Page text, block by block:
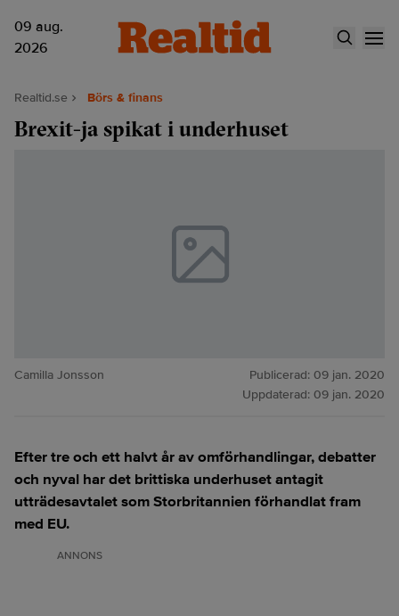
09 aug.
2026
Realtid.se Börs & finans
Brexit-ja spikat i underhuset
Camilla Jonsson Publicerad: 09 jan. 2020
Uppdaterad: 09 jan. 2020
Efter tre och ett halvt år av omförhandlingar, debatter
och nyval har det brittiska underhuset antagit
utträdesavtalet som Storbritannien förhandlat fram
med EU.
ANNONS